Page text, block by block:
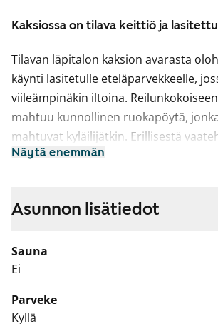
Kaksiossa on tilava keittiö ja
Tilavan läpitalon kaksion avarasta
käynti lasitetulle eteläparvekkeelle,
viileämpinäkin iltoina.
mahtuu kunnollinen ruokapöytä,
mahtuvat kyläilijätkin. Erillisestä
mukavasti säilytystilaa arjen askareita
tammilankkua mukailevaa laminaattia.
alakaapit ja korkeat kaapit ovat
Kaappien ja työtilan väli on laatoitettu
laatalla. Tiskialtaat on upotettu valko-
laminaattityötasoon. Keittiön
Näytä enemmän
Asunnon lisätiedot
Sauna
Ei
Parveke
Kyllä